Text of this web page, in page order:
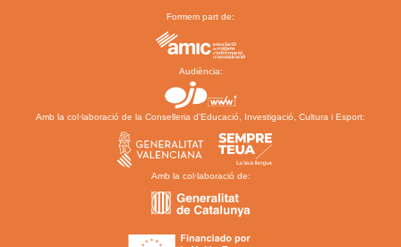
Formem part de:
Audiència:
Amb la col·laboració de la Conselleria d’Educació, Investigació, Cultura i Esport:
Amb la col·laboració de: